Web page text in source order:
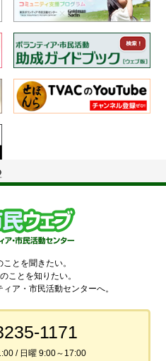
とを聞きたい。
ことを知りたい。
ア・市民活動センターへ。
1171
/ 日曜 9:00～17:00